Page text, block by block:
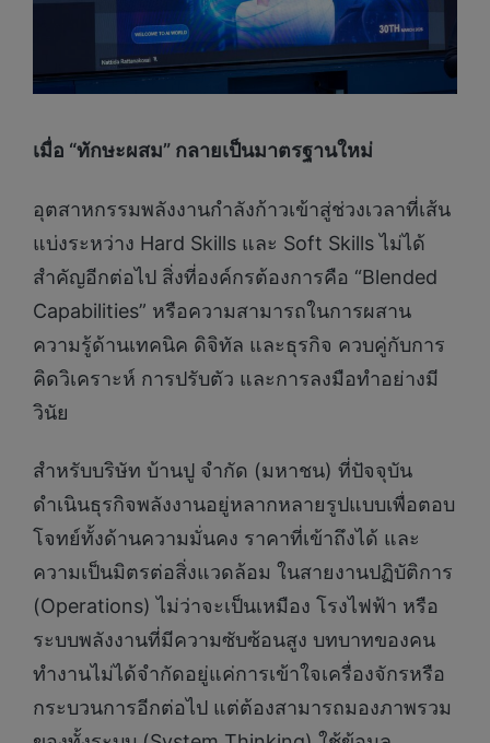
เมื่อ “ทักษะผสม” กลายเป็นมาตรฐานใหม่
อุตสาหกรรมพลังงานกำลังก้าวเข้าสู่ช่วงเวลาที่เส้น
แบ่งระหว่าง Hard Skills และ Soft Skills ไม่ได้
สำคัญอีกต่อไป สิ่งที่องค์กรต้องการคือ “Blended
Capabilities” หรือความสามารถในการผสาน
ความรู้ด้านเทคนิค ดิจิทัล และธุรกิจ ควบคู่กับการ
คิดวิเคราะห์ การปรับตัว และการลงมือทำอย่างมี
วินัย
สำหรับบริษัท บ้านปู จำกัด (มหาชน) ที่ปัจจุบัน
ดำเนินธุรกิจพลังงานอยู่หลากหลายรูปแบบเพื่อตอบ
โจทย์ทั้งด้านความมั่นคง ราคาที่เข้าถึงได้ และ
ความเป็นมิตรต่อสิ่งแวดล้อม ในสายงานปฏิบัติการ
(Operations) ไม่ว่าจะเป็นเหมือง โรงไฟฟ้า หรือ
ระบบพลังงานที่มีความซับซ้อนสูง บทบาทของคน
ทำงานไม่ได้จำกัดอยู่แค่การเข้าใจเครื่องจักรหรือ
กระบวนการอีกต่อไป แต่ต้องสามารถมองภาพรวม